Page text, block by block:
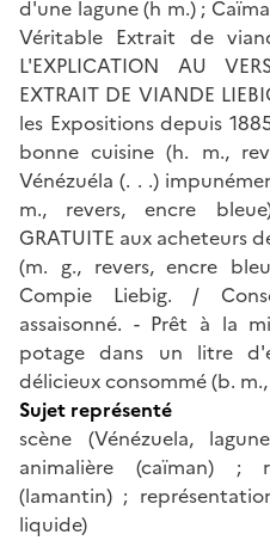
d'une lagune (h m.) ;
Véritable Extrait de
L'EXPLICATION AU
EXTRAIT DE VIANDE
les Expositions depuis
bonne cuisine (h. m.,
Vénézuéla (. . .)
m., revers, encre
GRATUITE aux acheteurs
(m. g., revers, encre
Compie Liebig. /
assaisonné. - Prêt à la
potage dans un litre
délicieux consommé (b.
Sujet représenté
scène (Vénézuela,
animalière (caïman) ;
(lamantin) ;
liquide)